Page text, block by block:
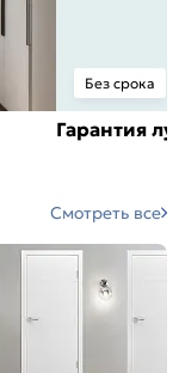
Без срока
Гарантия
Смотреть все